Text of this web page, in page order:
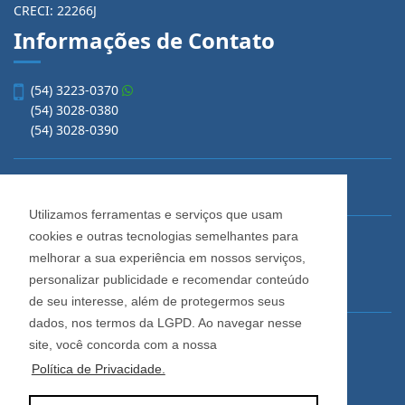
Utilizamos ferramentas e serviços que usam
cookies e outras tecnologias semelhantes para
melhorar a sua experiência em nossos serviços,
personalizar publicidade e recomendar conteúdo
de seu interesse, além de protegermos seus
dados, nos termos da LGPD. Ao navegar nesse
site, você concorda com a nossa
Política de Privacidade.
CRECI: 22266J
Informações de Contato
(54) 3223-0370
(54) 3028-0380
(54) 3028-0390
Imobiliária Cadore
Rua Os Dezoito do Forte, 1622, Centro
Caxias do Sul - Rio Grande do Sul
Horário de Atendimento
De segunda a sexta-feira
Das 08:30 às 12:00 e das 13:30 às 18:00